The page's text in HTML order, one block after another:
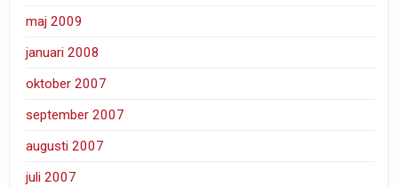
maj 2009
januari 2008
oktober 2007
september 2007
augusti 2007
juli 2007